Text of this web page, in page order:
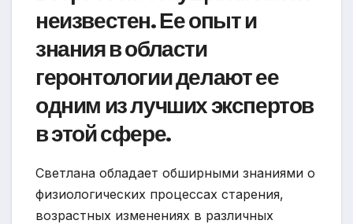
неизвестен. Ее опыт и
знания в области
геронтологии делают ее
одним из лучших экспертов
в этой сфере.
Светлана обладает обширными знаниями о
физиологических процессах старения,
возрастных изменениях в различных